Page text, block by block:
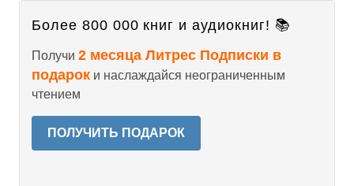
Более 800 000 книг и аудиокниг! 📚
Получи 2 месяца Литрес Подписки в
подарок и наслаждайся неограниченным
чтением
ПОЛУЧИТЬ ПОДАРОК